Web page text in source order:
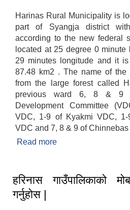
Harinas Rural Municipality is
part of Syangja district
according to the new federal
located at 25 degree 0
29 minutes longitude and it
87.48 km2 . The name of the
from the large forest called
previous ward 6, 8 & 9
Development Committee
VDC, 1-9 of Kyakmi VDC, 1-
VDC and 7, 8 & 9 of Chinnebas
Read more
हरिनास गाउँपालिकाको
गर्नुहोस |